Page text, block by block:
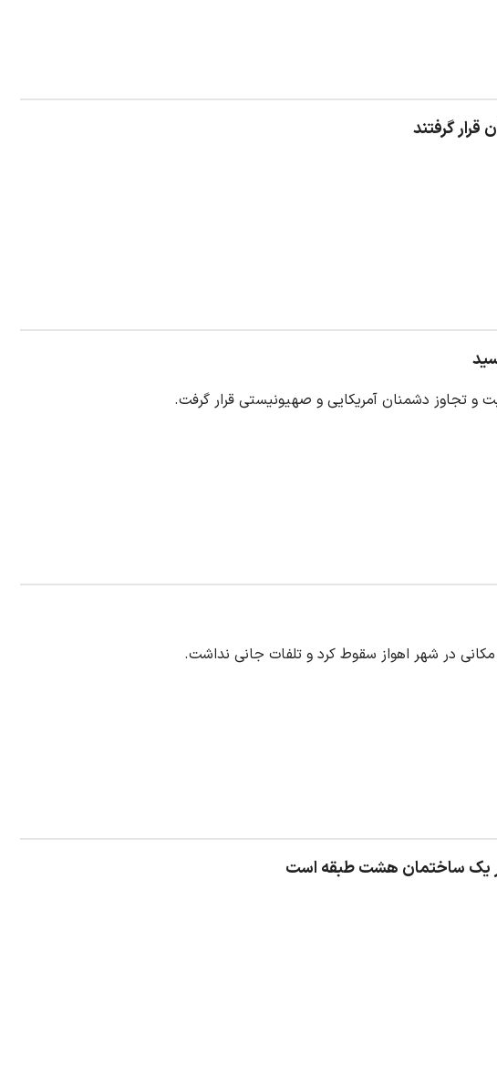
گرفتند
و تجاوز دشمنان آمریکایی و صهیونیستی قرار گرفت.
در شهر اهواز سقوط کرد و تلفات جانی نداشت.
یک ساختمان هشت طبقه است